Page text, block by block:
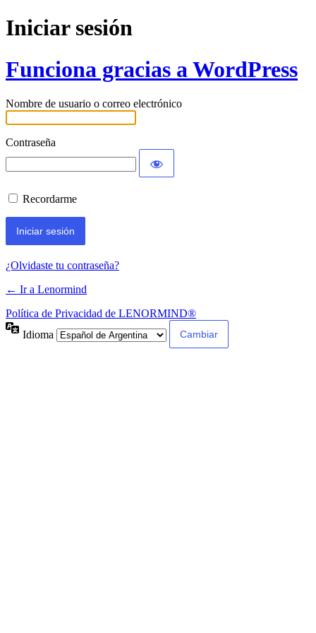
Iniciar sesión
Funciona gracias a WordPress
Nombre de usuario o correo electrónico
Contraseña
Recordarme
¿Olvidaste tu contraseña?
← Ir a Lenormind
Política de Privacidad de LENORMIND®
Idioma